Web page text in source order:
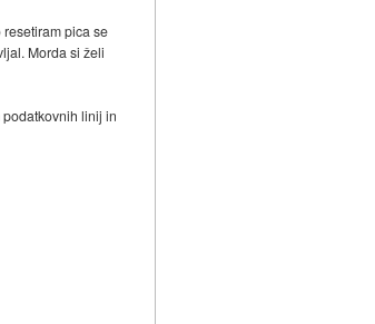
pica se
Morda si želi
linij in